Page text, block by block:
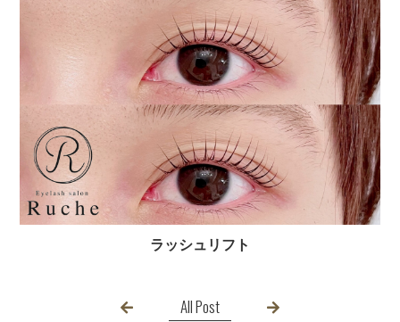
ラッシュリフト
All Post